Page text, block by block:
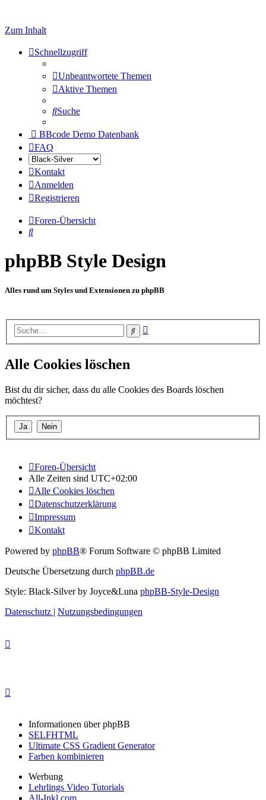
Zum Inhalt
Schnellzugriff
Unbeantwortete Themen
Aktive Themen
Suche
BBcode Demo Datenbank
FAQ
Kontakt
Anmelden
Registrieren
Foren-Übersicht
Suche
phpBB Style Design
Alles rund um Styles und Extensionen zu phpBB
Suche
Alle Cookies löschen
Bist du dir sicher, dass du alle Cookies des Boards löschen
möchtest?
Foren-Übersicht
Alle Zeiten sind UTC+02:00
Alle Cookies löschen
Datenschutzerklärung
Impressum
Kontakt
Powered by phpBB® Forum Software © phpBB Limited
Deutsche Übersetzung durch phpBB.de
Style: Black-Silver by Joyce&Luna phpBB-Style-Design
Datenschutz | Nutzungsbedingungen
Informationen über phpBB
SELFHTML
Ultimate CSS Gradient Generator
Farben kombinieren
Werbung
Lehrlings Video Tutorials